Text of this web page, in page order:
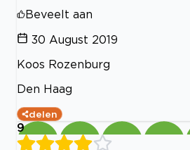
Beveelt aan
30 August 2019
Koos Rozenburg
Den Haag
delen
9